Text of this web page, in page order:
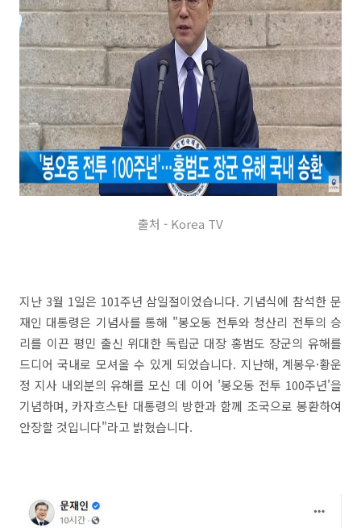
출처 - Korea TV
지난 3월 1일은 101주년 삼일절이었습니다. 기념식에 참석한 문
재인 대통령은 기념사를 통해 "봉오동 전투와 청산리 전투의 승
리를 이끈 평민 출신 위대한 독립군 대장 홍범도 장군의 유해를
드디어 국내로 모셔올 수 있게 되었습니다. 지난해, 계봉우·황운
정 지사 내외분의 유해를 모신 데 이어 '봉오동 전투 100주년'을
기념하며, 카자흐스탄 대통령의 방한과 함께 조국으로 봉환하여
안장할 것입니다"라고 밝혔습니다.